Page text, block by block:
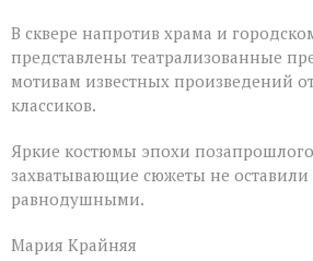
В сквере напротив храма и
представлены театрализованные
мотивам известных произведений
классиков.
Яркие костюмы эпохи
захватывающие сюжеты не оставили
равнодушными.
Мария Крайняя